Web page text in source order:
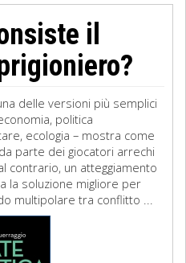
il
delle versioni più semplici
politica
ecologia – mostra come
parte dei giocatori arrechi
contrario, un atteggiamento
la soluzione migliore per
multipolare tra conflitto ...